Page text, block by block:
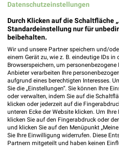
Thomas-Howie-
76684 Östringen
Heute 09:00 - 20:00
494,15 km
Ernsting's family
Unterländer Straße
70435 Stuttgart
Heute 09:00 -
506,89 km
Datenschutzeinstellungen
Durch Klicken auf die Schaltfläche
Standardeinstellung nur für
beibehalten.
Wir und unsere Partner speichern und/
einem Gerät zu, wie z. B. eindeutige IDs in
Browserspeichern, um
Anbieter verarbeiten Ihre
aufgrund eines berechtigten Interesses.
Sie die „Einstellungen“. Sie können Ihre
oder verwalten, indem Sie auf die
klicken oder jederzeit auf die
unteren Ecke der Website klicken. Um
klicken Sie auf den Fingerabdruck oder
und klicken Sie auf den Menüpunkt
Sie Ihre Einwilligung widerrufen. Diese
Partnern mitgeteilt und haben keinen